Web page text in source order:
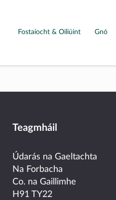
Fostaíocht & Oiliúint Gnó
Teagmháil
Údarás na Gaeltachta
Na Forbacha
Co. na Gaillimhe
H91 TY22